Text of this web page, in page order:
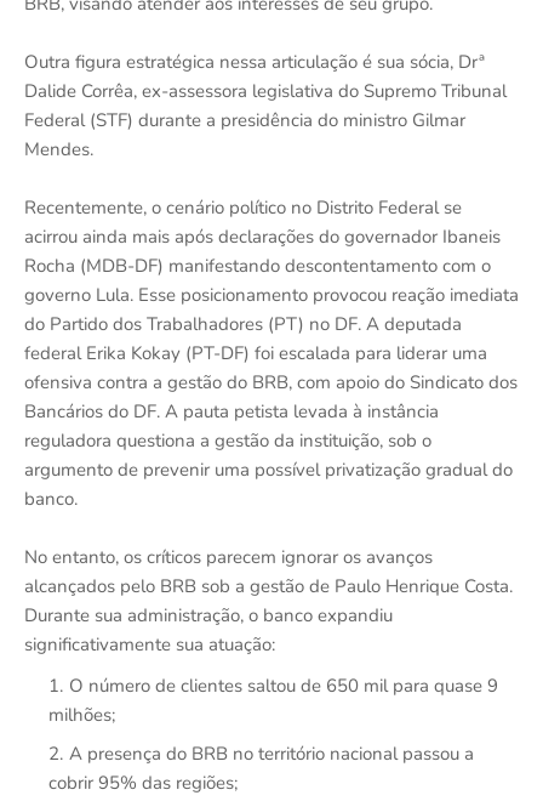
Outra figura estratégica nessa articulação é sua sócia, Drª
Dalide Corrêa, ex-assessora legislativa do Supremo Tribunal
Federal (STF) durante a presidência do ministro Gilmar
Mendes.
Recentemente, o cenário político no Distrito Federal se
acirrou ainda mais após declarações do governador Ibaneis
Rocha (MDB-DF) manifestando descontentamento com o
governo Lula. Esse posicionamento provocou reação imediata
do Partido dos Trabalhadores (PT) no DF. A deputada
federal Erika Kokay (PT-DF) foi escalada para liderar uma
ofensiva contra a gestão do BRB, com apoio do Sindicato dos
Bancários do DF. A pauta petista levada à instância
reguladora questiona a gestão da instituição, sob o
argumento de prevenir uma possível privatização gradual do
banco.
No entanto, os críticos parecem ignorar os avanços
alcançados pelo BRB sob a gestão de Paulo Henrique Costa.
Durante sua administração, o banco expandiu
significativamente sua atuação:
O número de clientes saltou de 650 mil para quase 9
milhões;
A presença do BRB no território nacional passou a
cobrir 95% das regiões;